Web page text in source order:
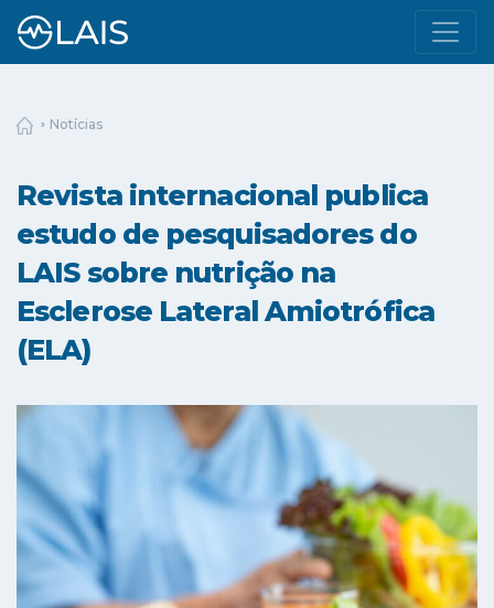
Notícias
Revista internacional publica
estudo de pesquisadores do
LAIS sobre nutrição na
Esclerose Lateral Amiotrófica
(ELA)